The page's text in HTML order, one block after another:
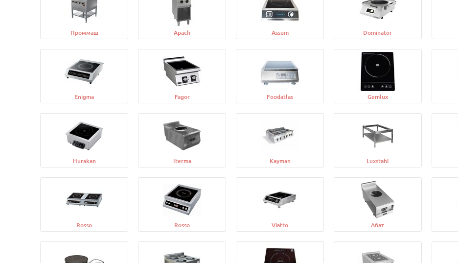
Проммаш Apach Assum Dominator
Enigma Fagor Foodatlas Gemlux
Hurakan Iterma Kayman Luxstahl
Rosso Rosso Viatto Абат